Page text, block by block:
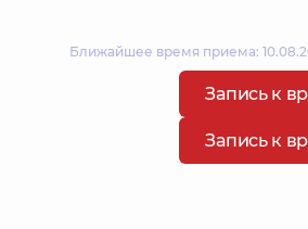
Ближайшее время приема:
Запись к
Запись к